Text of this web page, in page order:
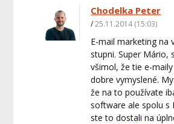
Chodelka Peter
25.11.2014 (15:03)
E-mail marketing na
stupni. Super Mário,
všimol, že tie e-
dobre vymyslené.
že na to používate
software ale spolu s
ste to dostali na